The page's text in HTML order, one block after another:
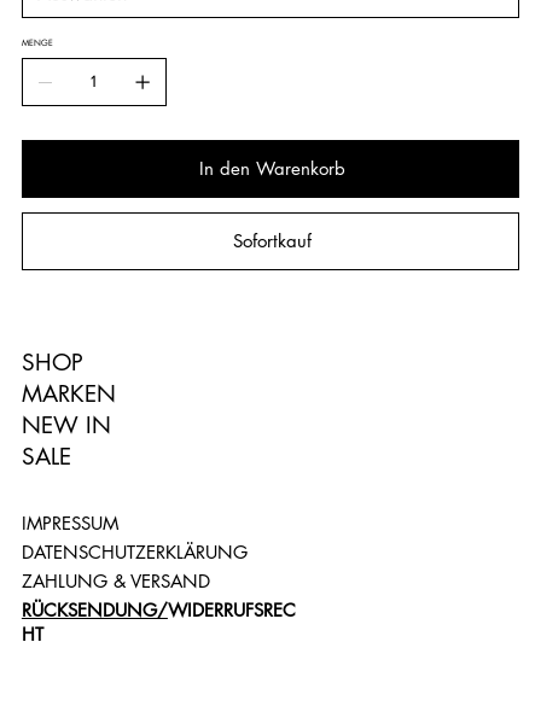
MENGE
In den Warenkorb
Sofortkauf
SHOP
MARKEN
NEW IN
SALE
IMPRESSUM
DATENSCHUTZERKLÄRUNG
ZAHLUNG & VERSAND
RÜCKSENDUNG/WIDERRUFSREC
HT